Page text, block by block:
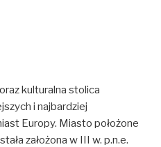
kulturalna stolica
i najbardziej
Europy. Miasto położone
założona w III w. p.n.e.